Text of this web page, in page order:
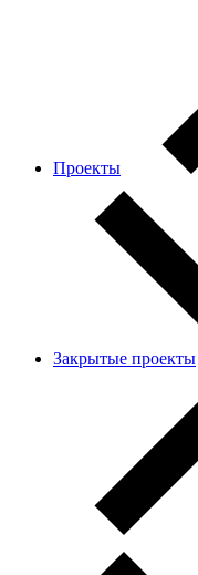
Проекты
Закрытые проекты